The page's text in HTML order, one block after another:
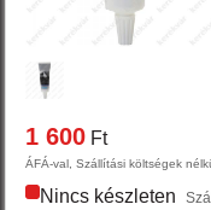
1 600 Ft
ÁFÁ-val, Szállítási költségek
Nincs készleten